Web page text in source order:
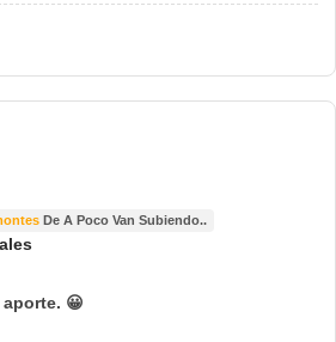
De A Poco Van Subiendo..
😀